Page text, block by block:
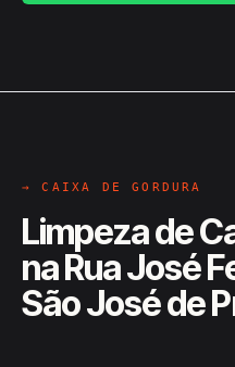
→ CAIXA DE GORDURA
Limpeza de
na Rua José
São José de